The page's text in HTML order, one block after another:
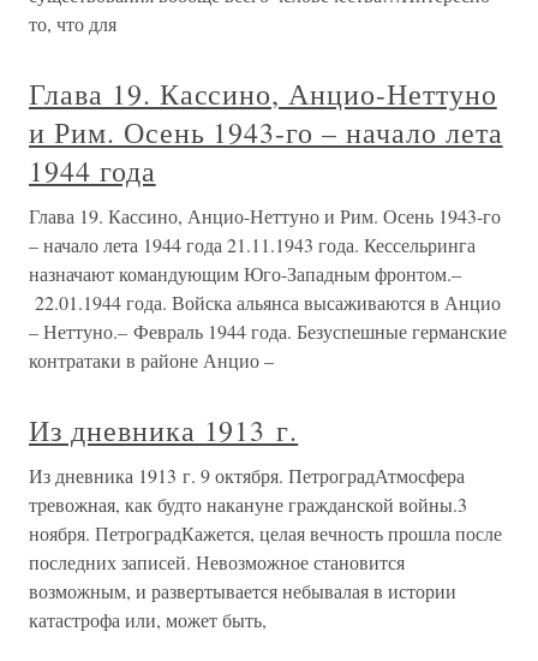
то, что для
Глава 19. Кассино, Анцио-Неттуно
и Рим. Осень 1943-го – начало лета
1944 года
Глава 19. Кассино, Анцио-Неттуно и Рим. Осень 1943-го
– начало лета 1944 года 21.11.1943 года. Кессельринга
назначают командующим Юго-Западным фронтом.–
22.01.1944 года. Войска альянса высаживаются в Анцио
– Неттуно.– Февраль 1944 года. Безуспешные германские
контратаки в районе Анцио –
Из дневника 1913 г.
Из дневника 1913 г. 9 октября. ПетроградАтмосфера
тревожная, как будто накануне гражданской войны.3
ноября. ПетроградКажется, целая вечность прошла после
последних записей. Невозможное становится
возможным, и развертывается небывалая в истории
катастрофа или, может быть,